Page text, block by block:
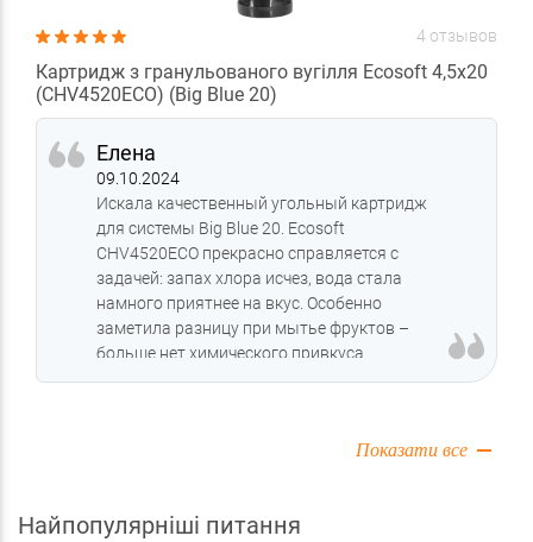
4 отзывов
Картридж з гранульованого вугілля Ecosoft 4,5x20
(CHV4520ECO) (Big Blue 20)
Елена
09.10.2024
Искала качественный угольный картридж
для системы Big Blue 20. Ecosoft
CHV4520ECO прекрасно справляется с
задачей: запах хлора исчез, вода стала
намного приятнее на вкус. Особенно
заметила разницу при мытье фруктов –
больше нет химического привкуса.
Показати все
Найпопулярніші питання